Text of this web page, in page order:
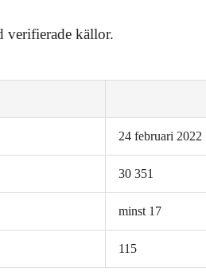
verifierade källor.
24 februari 2022
30 351
minst 17
115